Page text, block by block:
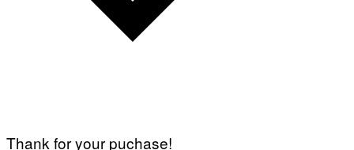
Thank for your puchase!